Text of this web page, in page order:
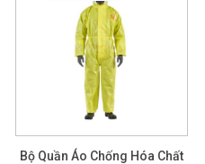
Bộ Quần Áo Chống Hóa Chất